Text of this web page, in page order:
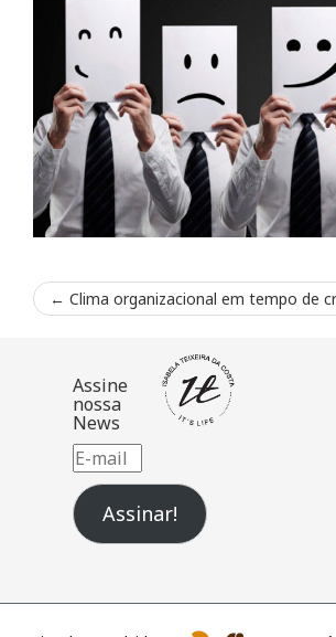
← Clima organizacional em tempo de
Assine
nossa
News
E-
mail
Assinar!